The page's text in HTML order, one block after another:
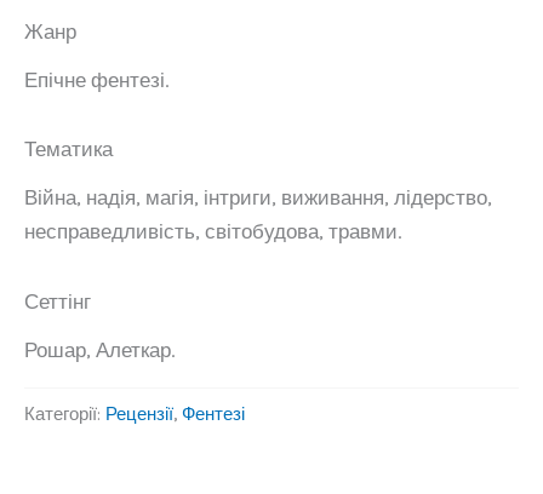
Жанр
Епічне фентезі.
Тематика
Війна, надія, магія, інтриги, виживання, лідерство,
несправедливість, світобудова, травми.
Сеттінг
Рошар, Алеткар.
Категорії: Рецензії, Фентезі